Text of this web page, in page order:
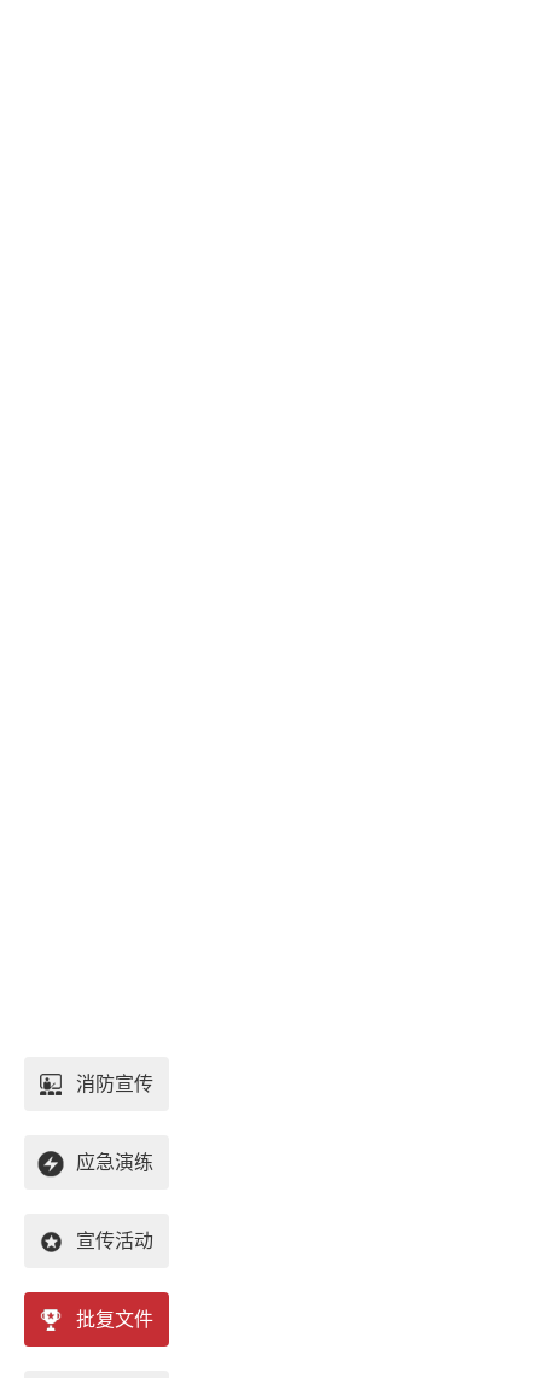
消防宣传
应急演练
宣传活动
批复文件